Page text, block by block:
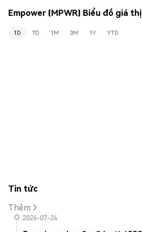
Empower (MPWR) Biểu đồ giá
1D 7D 1M 3M 1Y YTD
Tin tức
Thêm
2026-07-24